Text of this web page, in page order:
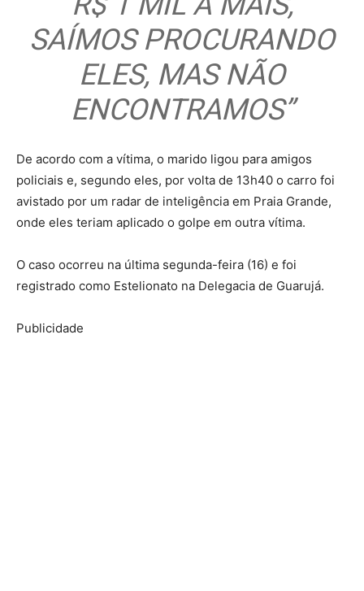
SAÍMOS PROCURANDO
ELES, MAS NÃO
ENCONTRAMOS”
De acordo com a vítima, o marido ligou para amigos
policiais e, segundo eles, por volta de 13h40 o carro foi
avistado por um radar de inteligência em Praia Grande,
onde eles teriam aplicado o golpe em outra vítima.
O caso ocorreu na última segunda-feira (16) e foi
registrado como Estelionato na Delegacia de Guarujá.
Publicidade